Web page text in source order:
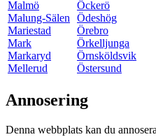
Malmö
Malung-Sälen
Mariestad
Mark
Markaryd
Mellerud
Öckerö
Ödeshög
Örebro
Örkelljunga
Örnsköldsvik
Östersund
Annosering
Denna webbplats kan du